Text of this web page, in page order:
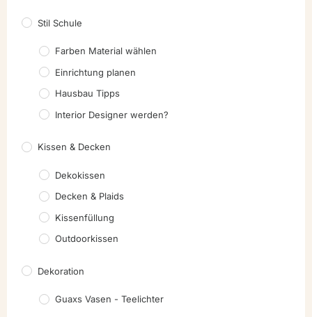
Stil Schule
Farben Material wählen
Einrichtung planen
Hausbau Tipps
Interior Designer werden?
Kissen & Decken
Dekokissen
Decken & Plaids
Kissenfüllung
Outdoorkissen
Dekoration
Guaxs Vasen - Teelichter